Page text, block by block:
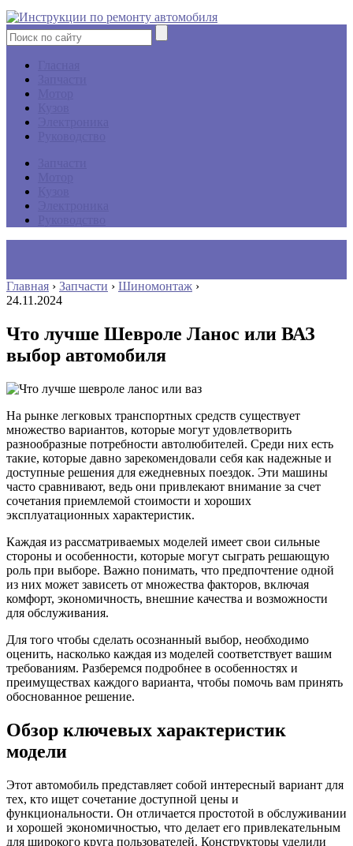
Главная › Запчасти › Шиномонтаж ›
24.11.2024
Что лучше Шевроле Ланос или ВАЗ
выбор автомобиля
На рынке легковых транспортных средств существует
множество вариантов, которые могут удовлетворить
разнообразные потребности автолюбителей. Среди них есть
такие, которые давно зарекомендовали себя как надежные и
доступные решения для ежедневных поездок. Эти машины
часто сравнивают, ведь они привлекают внимание за счет
сочетания приемлемой стоимости и хороших
эксплуатационных характеристик.
Каждая из рассматриваемых моделей имеет свои сильные
стороны и особенности, которые могут сыграть решающую
роль при выборе. Важно понимать, что предпочтение одной
из них может зависеть от множества факторов, включая
комфорт, экономичность, внешние качества и возможности
для обслуживания.
Для того чтобы сделать осознанный выбор, необходимо
оценить, насколько каждая из моделей соответствует вашим
требованиям. Разберемся подробнее в особенностях и
преимуществах каждого варианта, чтобы помочь вам принять
обоснованное решение.
Обзор ключевых характеристик
модели
Этот автомобиль представляет собой интересный вариант для
тех, кто ищет сочетание доступной цены и
функциональности. Он отличается простотой в обслуживании
и хорошей экономичностью, что делает его привлекательным
для широкого круга пользователей. Конструкторы уделили